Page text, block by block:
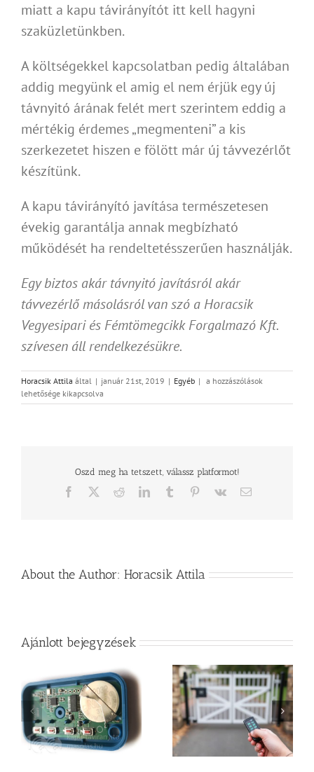
miatt a kapu távirányítót itt kell hagyni
szaküzletünkben.
A költségekkel kapcsolatban pedig általában
addig megyünk el amig el nem érjük egy új
távnyitó árának felét mert szerintem eddig a
mértékig érdemes „megmenteni” a kis
szerkezetet hiszen e fölött már új távvezérlőt
készítünk.
A kapu távirányító javítása természetesen
évekig garantálja annak megbízható
működését ha rendeltetésszerűen használják.
Egy biztos akár távnyitó javításról akár
távvezérlő másolásról van szó a Horacsik
Vegyesipari és Fémtömegcikk Forgalmazó Kft.
szívesen áll rendelkezésükre.
Horacsik Attila által | január 21st, 2019 | Egyéb | Melyik
jobb
vagy
kapu
a hozzászólások
lehetősége kikapcsolva
Oszd meg ha tetszett, válassz platformot!
Facebook RedditLinkedInTumblr Pinterest
Vk Email:
About the Author: Horacsik Attila
Ajánlott bejegyzések
Kapu távirányító
kisokos
Utángyártott
kaputávirányító vagy
gyári távnyitó egység?